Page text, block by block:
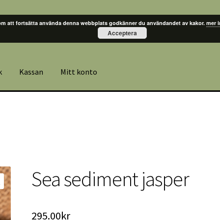
Kassan Mitt konto
Sea sediment jasper
295.00kr
att fortsätta använda denna webbplats godkänner du användandet av kakor. mer
Acceptera